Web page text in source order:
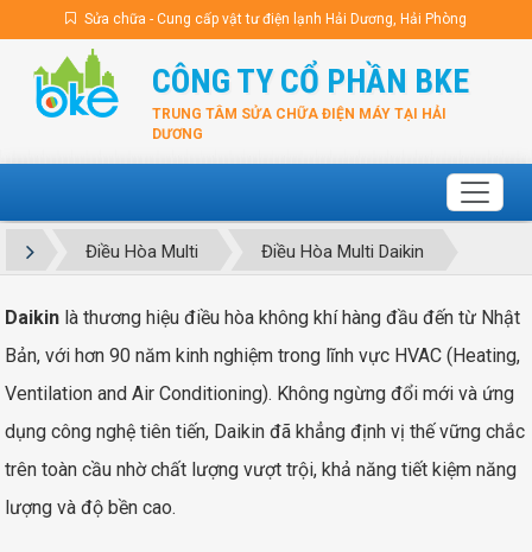
Sửa chữa - Cung cấp vật tư điện lạnh Hải Dương, Hải Phòng
CÔNG TY CỔ PHẦN BKE
TRUNG TÂM SỬA CHỮA ĐIỆN MÁY TẠI HẢI
DƯƠNG
Điều Hòa Multi Điều Hòa Multi Daikin
Daikin là thương hiệu điều hòa không khí hàng đầu đến từ Nhật
Bản, với hơn 90 năm kinh nghiệm trong lĩnh vực HVAC (Heating,
Ventilation and Air Conditioning). Không ngừng đổi mới và ứng
dụng công nghệ tiên tiến, Daikin đã khẳng định vị thế vững chắc
trên toàn cầu nhờ chất lượng vượt trội, khả năng tiết kiệm năng
lượng và độ bền cao.